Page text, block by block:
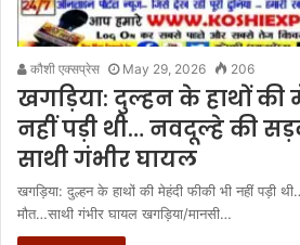
कौशी एक्सप्रेस May 29, 2026 206
खगड़िया: दुल्हन के हाथों की
नहीं पड़ी थी… नवदूल्हे की
साथी गंभीर घायल
खगड़िया: दुल्हन के हाथों की मेहंदी फीकी भी नहीं पड़ी
मौत…साथी गंभीर घायल खगड़िया/मानसी…